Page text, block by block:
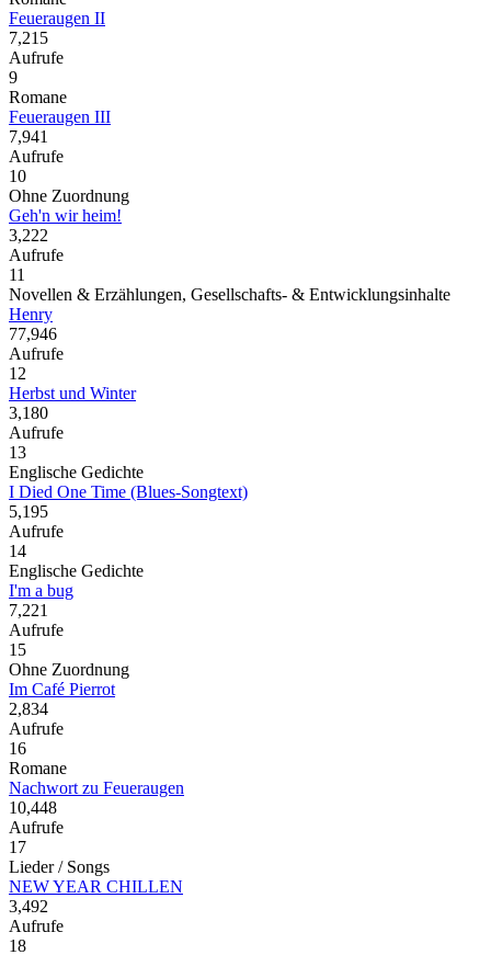
Feueraugen II
7,215
Aufrufe
9
Romane
Feueraugen III
7,941
Aufrufe
10
Ohne Zuordnung
Geh'n wir heim!
3,222
Aufrufe
11
Novellen & Erzählungen, Gesellschafts- & Entwicklungsinhalte
Henry
77,946
Aufrufe
12
Herbst und Winter
3,180
Aufrufe
13
Englische Gedichte
I Died One Time (Blues-Songtext)
5,195
Aufrufe
14
Englische Gedichte
I'm a bug
7,221
Aufrufe
15
Ohne Zuordnung
Im Café Pierrot
2,834
Aufrufe
16
Romane
Nachwort zu Feueraugen
10,448
Aufrufe
17
Lieder / Songs
NEW YEAR CHILLEN
3,492
Aufrufe
18